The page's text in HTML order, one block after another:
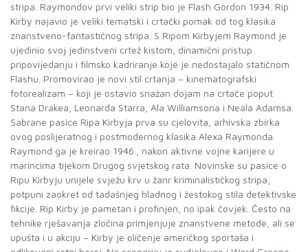
stripa. Raymondov prvi veliki strip bio je Flash Gordon 1934. Rip
Kirby najavio je veliki tematski i crtački pomak od tog klasika
znanstveno-fantastičnog stripa. S Ripom Kirbyjem Raymond je
ujedinio svoj jedinstveni crtež kistom, dinamični pristup
pripovijedanju i filmsko kadriranje koje je nedostajalo statičnom
Flashu. Promovirao je novi stil crtanja – kinematografski
fotorealizam – koji je ostavio snažan dojam na crtače poput
Stana Drakea, Leonarda Starra, Ala Williamsona i Neala Adamsa.
Sabrane pasice Ripa Kirbyja prva su cjelovita, arhivska zbirka
ovog poslijeratnog i postmodernog klasika Alexa Raymonda.
Raymond ga je kreirao 1946., nakon aktivne vojne karijere u
marincima tijekom Drugog svjetskog rata. Novinske su pasice o
Ripu Kirbyju unijele svježu krv u žanr kriminalističkog stripa,
potpuni zaokret od tadašnjeg hladnog i žestokog stila detektivske
fikcije. Rip Kirby je pametan i profinjen, no ipak čovjek. Često na
tehnike rješavanja zločina primjenjuje znanstvene metode, ali se
upušta i u akciju – Kirby je oličenje američkog sportaša i